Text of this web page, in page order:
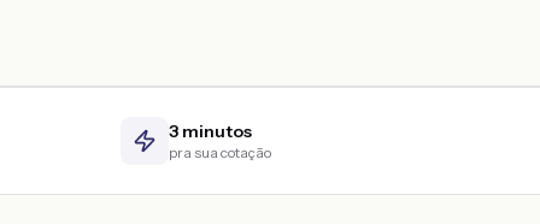
3 minutos
pra sua cotação